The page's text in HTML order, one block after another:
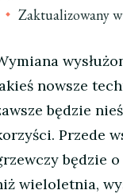
Zaktualizowany
nowsze
będzie
Przede
będzie
wieloletnia,